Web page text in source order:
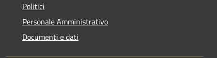
Politici
Personale Amministrativo
Documenti e dati